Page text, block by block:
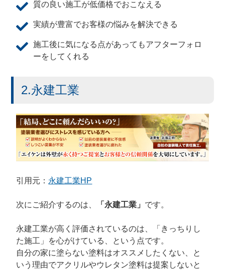
質の良い施工が低価格でおこなえる
実績が豊富でお客様の悩みを解決できる
施工後に気になる点があってもアフターフォロ
ーをしてくれる
2.永建工業
引用元： 永建工業HP
次にご紹介するのは、 「永建工業」 です。
永建工業が高く評価されているのは、「きっちりし
た施工」を心がけている、という点です。
自分の家に塗らない塗料はオススメしたくない、と
いう理由でアクリルやウレタン塗料は提案しないと